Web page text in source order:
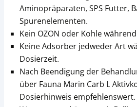
Aminopräparaten, SPS Futter,
Spurenelementen.
Kein OZON oder Kohle
Keine Adsorber jedweder Art
Dosierzeit.
Nach Beendigung der
über Fauna Marin Carb L
Dosierhinweis empfehlenswert.